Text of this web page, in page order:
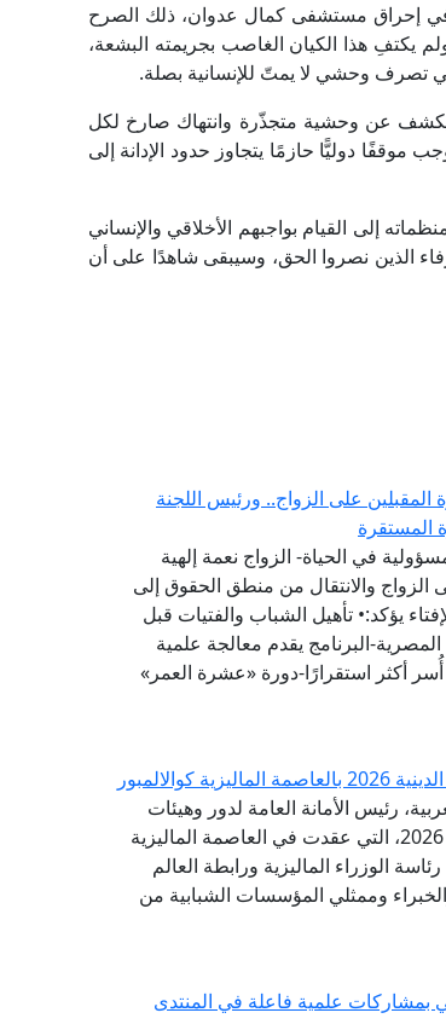
في إحراق مستشفى كمال عدوان، ذلك الصرح
يكتفِ هذا الكيان الغاصب بجريمته البشعة،
تصرف وحشي لا يمتّ للإنسانية بصلة.
يكشف عن وحشية متجذّرة وانتهاك صارخ لكل
موقفًا دوليًّا حازمًا يتجاوز حدود الإدانة إلى
إلى القيام بواجبهم الأخلاقي والإنساني
الذين نصروا الحق، وسيبقى شاهدًا على أن
على الزواج.. ورئيس اللجنة
المستقرة
في الحياة- الزواج نعمة إلهية
الزواج والانتقال من منطق الحقوق إلى
يؤكد:• تأهيل الشباب والفتيات قبل
البرنامج يقدم معالجة علمية
أُسر أكثر استقرارًا-دورة «عشرة العمر»
رئيس الأمانة العامة لدور وهيئات
الإفتاء في العالم، البيان الختامي للقمة الدولية الثالثة للقيادات الدينية 2026، التي عقدت في العاصمة الماليزية
الوزراء الماليزية ورابطة العالم
وممثلي المؤسسات الشبابية من
بمشاركات علمية فاعلة في المنتدى